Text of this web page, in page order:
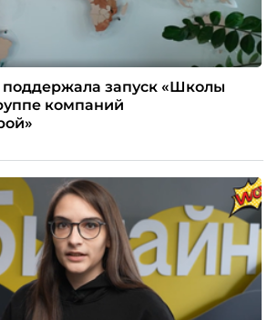
поддержала запуск «Школы
компаний